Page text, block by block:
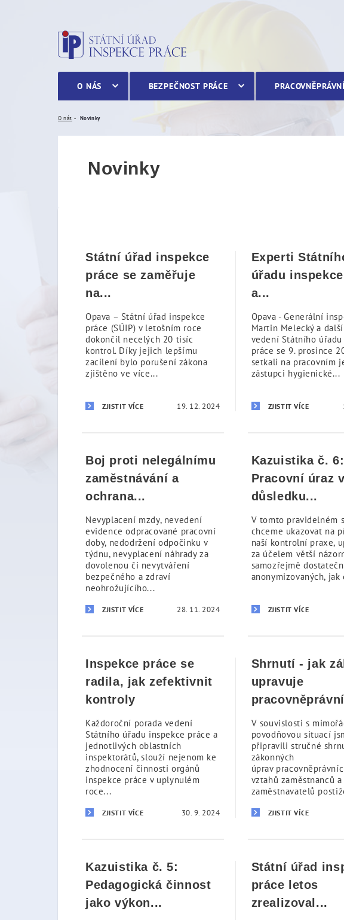
O NÁS BEZPEČNOST PRÁCE
O nás Novinky
Novinky
Státní úřad inspekce
práce se zaměřuje
na...
Opava – Státní úřad inspekce
práce (SÚIP) v letošním roce
dokončil necelých 20 tisíc
kontrol. Díky jejich lepšímu
zacílení bylo porušení zákona
zjištěno ve více...
ZJISTIT VÍCE 19. 12. 2024
Experti
úřadu
a...
Opava - Generální
Martin Melecký a
vedení Státního
práce se 9. prosince
setkali na pracovním
zástupci hygienické...
ZJISTIT VÍCE
Boj proti nelegálnímu
zaměstnávání a
ochrana...
Nevyplacení mzdy, nevedení
evidence odpracované pracovní
doby, nedodržení odpočinku v
týdnu, nevyplacení náhrady za
dovolenou či nevytváření
bezpečného a zdraví
neohrožujícího...
ZJISTIT VÍCE 28. 11. 2024
Kazuistika č. 6:
Pracovní úraz v
důsledku...
V tomto pravidelném
chceme ukazovat na
naší kontrolní praxe,
za účelem větší
samozřejmě
anonymizovaných, jak
ZJISTIT VÍCE
Inspekce práce se
radila, jak zefektivnit
kontroly
Každoroční porada vedení
Státního úřadu inspekce práce a
jednotlivých oblastních
inspektorátů, slouží nejenom ke
zhodnocení činnosti orgánů
inspekce práce v uplynulém
roce...
ZJISTIT VÍCE 30. 9. 2024
Shrnutí - jak
upravuje
V souvislosti s
povodňovou situací
připravili stručné
zákonných
úprav
vztahů zaměstnanců a
zaměstnavatelů
ZJISTIT VÍCE
Kazuistika č. 5:
Pedagogická činnost
jako výkon...
Státní úřad
práce letos
zrealizoval...